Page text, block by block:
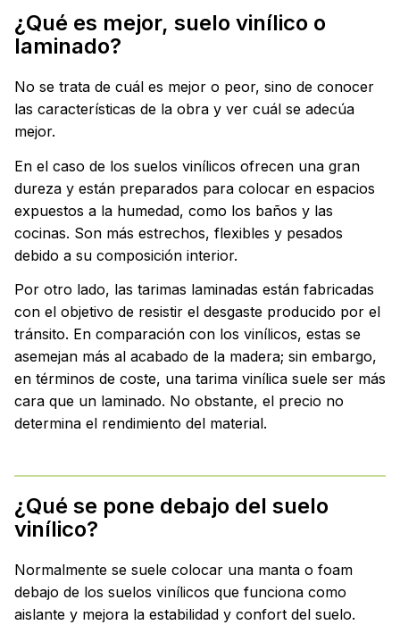
¿Qué es mejor, suelo vinílico o
laminado?
No se trata de cuál es mejor o peor, sino de conocer
las características de la obra y ver cuál se adecúa
mejor.
En el caso de los suelos vinílicos ofrecen una gran
dureza y están preparados para colocar en espacios
expuestos a la humedad, como los baños y las
cocinas. Son más estrechos, flexibles y pesados
debido a su composición interior.
Por otro lado, las tarimas laminadas están fabricadas
con el objetivo de resistir el desgaste producido por el
tránsito. En comparación con los vinílicos, estas se
asemejan más al acabado de la madera; sin embargo,
en términos de coste, una tarima vinílica suele ser más
cara que un laminado. No obstante, el precio no
determina el rendimiento del material.
¿Qué se pone debajo del suelo
vinílico?
Normalmente se suele colocar una manta o foam
debajo de los suelos vinílicos que funciona como
aislante y mejora la estabilidad y confort del suelo.